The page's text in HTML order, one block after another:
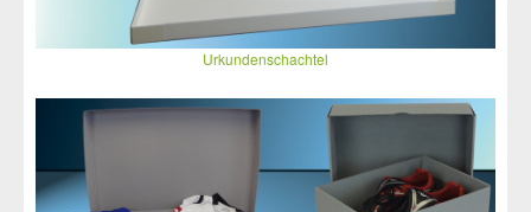
Urkundenschachtel